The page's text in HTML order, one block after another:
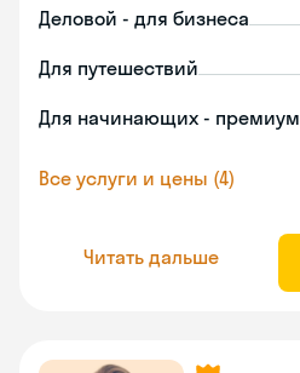
Деловой - для бизнеса
Для путешествий
Для начинающих - премиум
Все услуги и цены (4)
Читать дальше